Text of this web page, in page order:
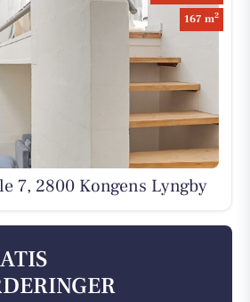
167 m2
7, 2800 Kongens Lyngby